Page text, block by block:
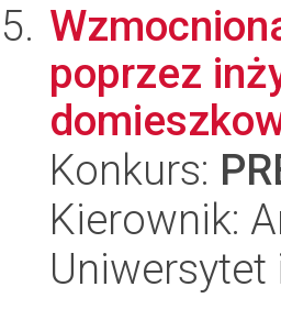
poprzez
Konkurs:
Kierownik: